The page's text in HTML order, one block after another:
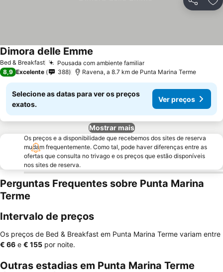
Partilhar
Bed & Breakfast Pousada com ambiente familiar
Dimora delle Emme
8,9 Excelente 388 Ravena, a 8.7 km de Punta Marina Terme
Selecione as datas para ver os preços
exatos.
Ver preços
Mostrar mais
Os preços e a disponibilidade que recebemos dos sites de reserva
mudam frequentemente. Como tal, pode haver diferenças entre as
ofertas que consulta no trivago e os preços que estão disponíveis
nos sites de reserva.
Perguntas Frequentes sobre Punta Marina
Terme
Intervalo de preços
Os preços de Bed & Breakfast em Punta Marina Terme variam entre
‎€ 66 e ‎€ 155 por noite.
Outras estadias em Punta Marina Terme